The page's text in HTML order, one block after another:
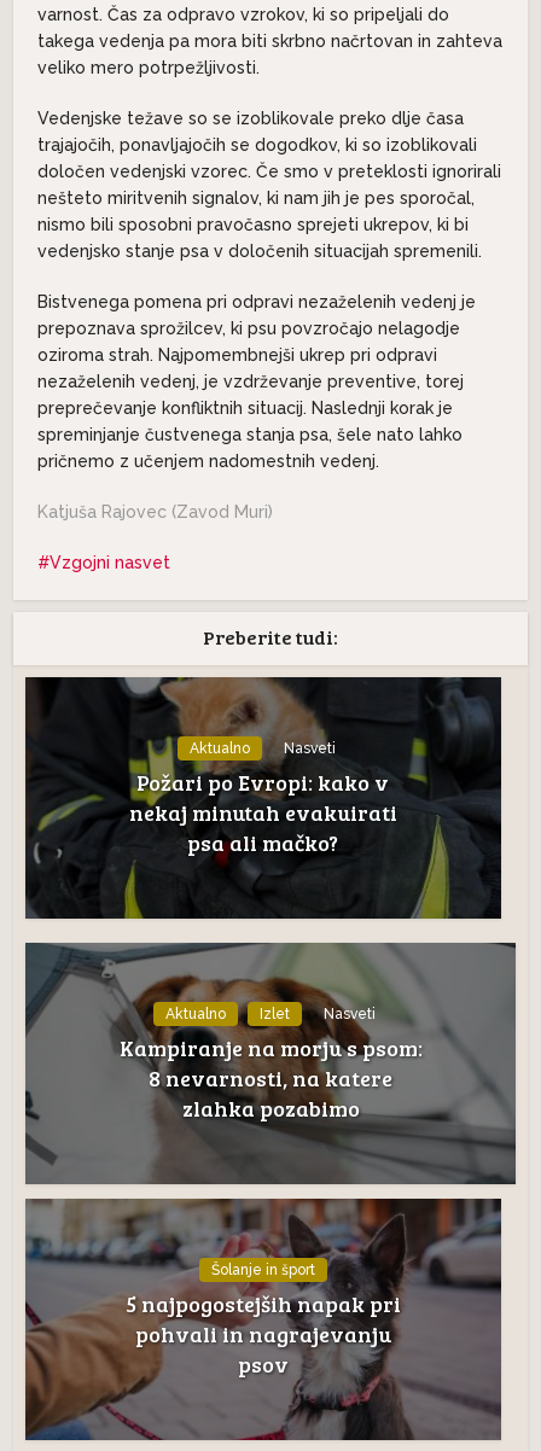
varnost. Čas za odpravo vzrokov, ki so pripeljali do
takega vedenja pa mora biti skrbno načrtovan in zahteva
veliko mero potrpežljivosti.
Vedenjske težave so se izoblikovale preko dlje časa
trajajočih, ponavljajočih se dogodkov, ki so izoblikovali
določen vedenjski vzorec. Če smo v preteklosti ignorirali
nešteto miritvenih signalov, ki nam jih je pes sporočal,
nismo bili sposobni pravočasno sprejeti ukrepov, ki bi
vedenjsko stanje psa v določenih situacijah spremenili.
Bistvenega pomena pri odpravi nezaželenih vedenj je
prepoznava sprožilcev, ki psu povzročajo nelagodje
oziroma strah. Najpomembnejši ukrep pri odpravi
nezaželenih vedenj, je vzdrževanje preventive, torej
preprečevanje konfliktnih situacij. Naslednji korak je
spreminjanje čustvenega stanja psa, šele nato lahko
pričnemo z učenjem nadomestnih vedenj.
Katjuša Rajovec (Zavod Muri)
Vzgojni nasvet
Preberite tudi:
Aktualno Nasveti
Požari po Evropi: kako v
nekaj minutah evakuirati
psa ali mačko?
Aktualno Izlet Nasveti
Kampiranje na morju s psom:
8 nevarnosti, na katere
zlahka pozabimo
Šolanje in šport
5 najpogostejših napak pri
pohvali in nagrajevanju
psov